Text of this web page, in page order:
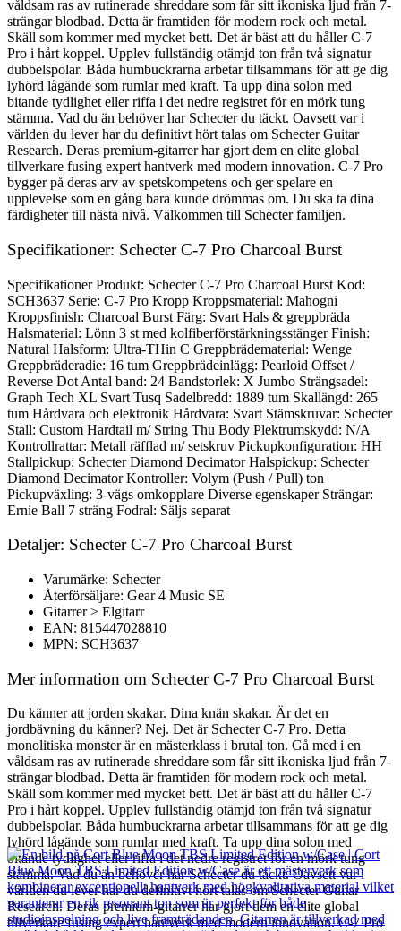
våldsam ras av rutinerade shreddare som får sitt ikoniska ljud från 7-
strängar blodbad. Detta är framtiden för modern rock och metal.
Skäll som kommer med mycket bett. Det är bäst att du håller C-7
Pro i hårt koppel. Upplev fullständig otämjd ton från två signatur
dubbelspolar. Båda humbuckrarna arbetar tillsammans för att ge dig
lyhörd lågände som rumlar med kraft. Ta upp dina solon med
bitande tydlighet eller riffa i det nedre registret för en mörk tung
stämma. Vad du än behöver har Schecter du täckt. Oavsett var i
världen du lever har du definitivt hört talas om Schecter Guitar
Research. Deras premium-gitarrer har gjort dem en elite global
tillverkare fusing expert hantverk med modern innovation. C-7 Pro
bygger på deras arv av spetskompetens och ger spelare en
upplevelse som en gång bara kunde drömmas om. Du ska ta dina
färdigheter till nästa nivå. Välkommen till Schecter familjen.
Specifikationer: Schecter C-7 Pro Charcoal Burst
Specifikationer Produkt: Schecter C-7 Pro Charcoal Burst Kod:
SCH3637 Serie: C-7 Pro Kropp Kroppsmaterial: Mahogni
Kroppsfinish: Charcoal Burst Färg: Svart Hals & greppbräda
Halsmaterial: Lönn 3 st med kolfiberförstärkningsstänger Finish:
Natural Halsform: Ultra-THin C Greppbrädematerial: Wenge
Greppbräderadie: 16 tum Greppbrädeinlägg: Pearloid Offset /
Reverse Dot Antal band: 24 Bandstorlek: X Jumbo Strängsadel:
Graph Tech XL Svart Tusq Sadelbredd: 1889 tum Skallängd: 265
tum Hårdvara och elektronik Hårdvara: Svart Stämskruvar: Schecter
Stall: Custom Hardtail m/ String Thu Body Plektrumskydd: N/A
Kontrollrattar: Metall räfflad m/ setskruv Pickupkonfiguration: HH
Stallpickup: Schecter Diamond Decimator Halspickup: Schecter
Diamond Decimator Kontroller: Volym (Push / Pull) ton
Pickupväxling: 3-vägs omkopplare Diverse egenskaper Strängar:
Ernie Ball 7 sträng Fodral: Säljs separat
Detaljer: Schecter C-7 Pro Charcoal Burst
Varumärke: Schecter
Återförsäljare: Gear 4 Music SE
Gitarrer > Elgitarr
EAN: 815447028810
MPN: SCH3637
Mer information om Schecter C-7 Pro Charcoal Burst
Du känner att jorden skakar. Dina knän skakar. Är det en
jordbävning du känner? Nej. Det är Schecter C-7 Pro. Detta
monolitiska monster är en mästerklass i brutal ton. Gå med i en
våldsam ras av rutinerade shreddare som får sitt ikoniska ljud från 7-
strängar blodbad. Detta är framtiden för modern rock och metal.
Skäll som kommer med mycket bett. Det är bäst att du håller C-7
Pro i hårt koppel. Upplev fullständig otämjd ton från två signatur
dubbelspolar. Båda humbuckrarna arbetar tillsammans för att ge dig
lyhörd lågände som rumlar med kraft. Ta upp dina solon med
bitande tydlighet eller riffa i det nedre registret för en mörk tung
stämma. Vad du än behöver har Schecter du täckt. Oavsett var i
världen du lever har du definitivt hört talas om Schecter Guitar
Research. Deras premium-gitarrer har gjort dem en elite global
tillverkare fusing expert hantverk med modern innovation. C-7 Pro